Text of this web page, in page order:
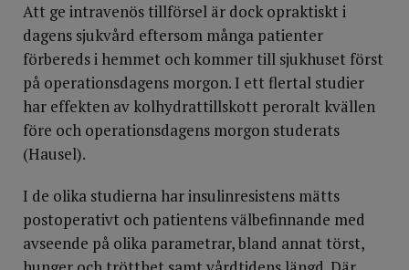
Att ge intravenös tillförsel är dock opraktiskt i
dagens sjukvård eftersom många patienter
förbereds i hemmet och kommer till sjukhuset först
på operationsdagens morgon. I ett flertal studier
har effekten av kolhydrattillskott peroralt kvällen
före och operationsdagens morgon studerats
(Hausel).
I de olika studierna har insulinresistens mätts
postoperativt och patientens välbefinnande med
avseende på olika parametrar, bland annat törst,